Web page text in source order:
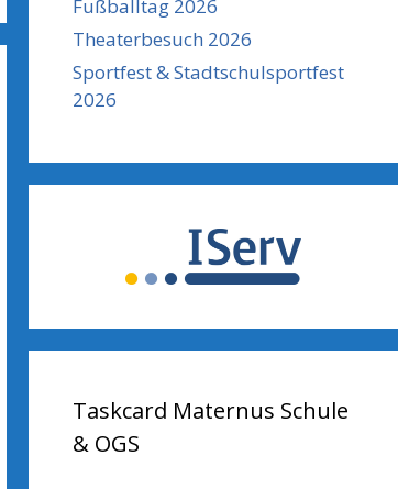
Fußballtag 2026
Theaterbesuch 2026
Sportfest & Stadtschulsportfest
2026
Taskcard Maternus Schule
& OGS